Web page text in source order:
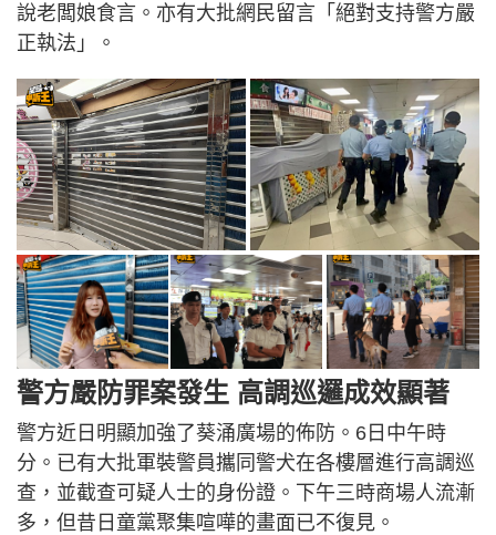
說老闆娘食言。亦有大批網民留言「絕對支持警方嚴
正執法」。
警方嚴防罪案發生 高調巡邏成效顯著
警方近日明顯加強了葵涌廣場的佈防。6日中午時
分。已有大批軍裝警員攜同警犬在各樓層進行高調巡
查，並截查可疑人士的身份證。下午三時商場人流漸
多，但昔日童黨聚集喧嘩的畫面已不復見。